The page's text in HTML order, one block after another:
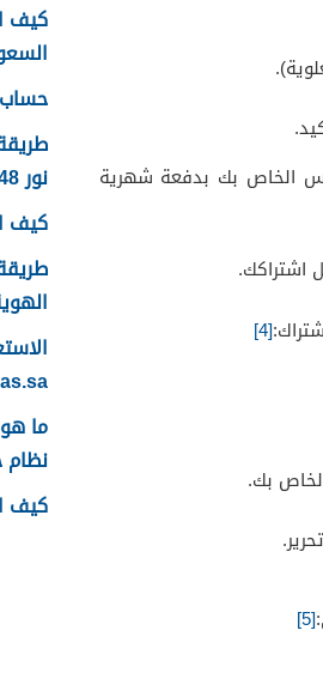
الخاص بك بدفعة شهرية
اشتراكك.
[4]
[5]
كيف
حساب
نور 1448
كيف
الهوية
نظام
كيف